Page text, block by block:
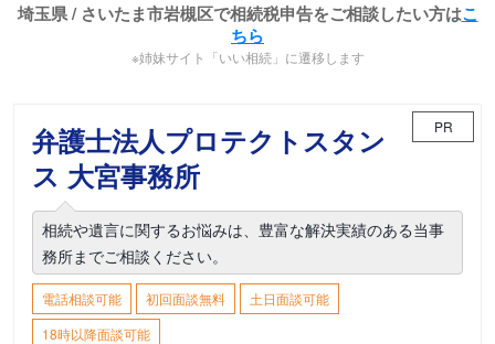
埼玉県 / さいたま市岩槻区で相続税申告をご相談したい方はこ
ちら
※姉妹サイト「いい相続」に遷移します
弁護士法人プロテクトスタン
ス 大宮事務所
PR
相続や遺言に関するお悩みは、豊富な解決実績のある当事
務所までご相談ください。
電話相談可能 初回面談無料
土日面談可能
18時以降面談可能